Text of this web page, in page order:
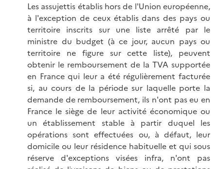
Les assujettis établis hors de l'Union européenne,
à l'exception de ceux établis dans des pays ou
territoire inscrits sur une liste arrêté par le
ministre du budget (à ce jour, aucun pays ou
territoire ne figure sur cette liste), peuvent
obtenir le remboursement de la TVA supportée
en France qui leur a été régulièrement facturée
si, au cours de la période sur laquelle porte la
demande de remboursement, ils n'ont pas eu en
France le siège de leur activité économique ou
un établissement stable à partir duquel les
opérations sont effectuées ou, à défaut, leur
domicile ou leur résidence habituelle et qui sous
réserve d'exceptions visées infra, n'ont pas